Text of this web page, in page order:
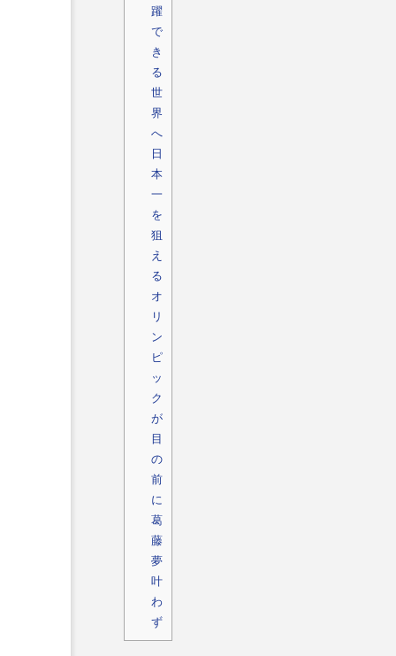
躍
で
き
る
世
界
へ
日
本
一
を
狙
え
る
オ
リ
ン
ピ
ッ
ク
が
目
の
前
に
葛
藤
夢
叶
わ
ず